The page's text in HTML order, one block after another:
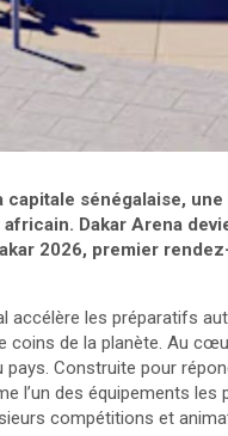
capitale sénégalaise,
Dakar Arena
2026, premier
accélère les préparatifs
coins de la planète. Au
Construite pour
l’un des équipements les
compétitions et